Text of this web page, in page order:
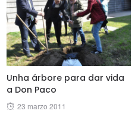
Unha árbore para dar vida
a Don Paco
Posted
23 marzo 2011